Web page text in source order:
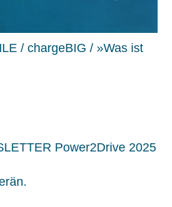
/ chargeBIG / »Was ist
Power2Drive 2025